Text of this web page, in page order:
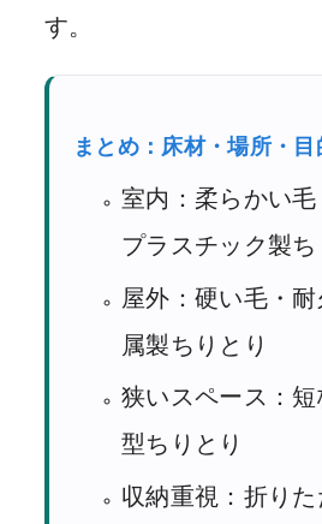
す。
まとめ：床材・場所・
室内：柔らかい毛
プラスチック製ち
屋外：硬い毛・
属製ちりとり
狭いスペース：
型ちりとり
収納重視：折り